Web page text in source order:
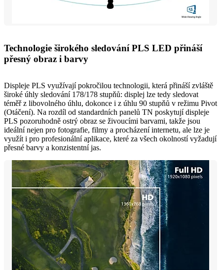
Technologie širokého sledování PLS LED přináší
přesný obraz i barvy
Displeje PLS využívají pokročilou technologii, která přináší zvláště
široké úhly sledování 178/178 stupňů: displej lze tedy sledovat
téměř z libovolného úhlu, dokonce i z úhlu 90 stupňů v režimu Pivot
(Otáčení). Na rozdíl od standardních panelů TN poskytují displeje
PLS pozoruhodně ostrý obraz se živoucími barvami, takže jsou
ideální nejen pro fotografie, filmy a procházení internetu, ale lze je
využít i pro profesionální aplikace, které za všech okolností vyžadují
přesné barvy a konzistentní jas.